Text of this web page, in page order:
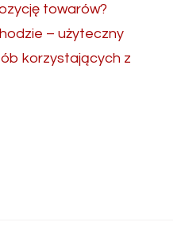
towarów?
– użyteczny
korzystających z